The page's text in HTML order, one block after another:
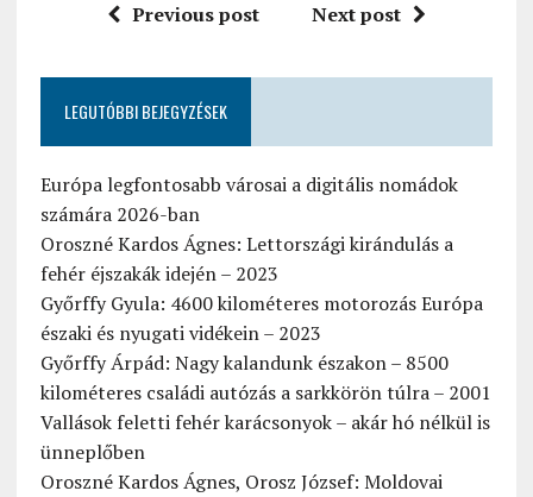
Previous post Next post
LEGUTÓBBI BEJEGYZÉSEK
Európa legfontosabb városai a digitális nomádok
számára 2026-ban
Oroszné Kardos Ágnes: Lettországi kirándulás a
fehér éjszakák idején – 2023
Győrffy Gyula: 4600 kilométeres motorozás Európa
északi és nyugati vidékein – 2023
Győrffy Árpád: Nagy kalandunk északon – 8500
kilométeres családi autózás a sarkkörön túlra – 2001
Vallások feletti fehér karácsonyok – akár hó nélkül is
ünneplőben
Oroszné Kardos Ágnes, Orosz József: Moldovai